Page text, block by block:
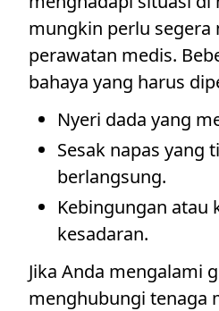
mungkin perlu segera
perawatan medis.
bahaya yang harus
Nyeri dada yang
Sesak napas yang
berlangsung.
Kebingungan atau
kesadaran.
Jika Anda mengalami
menghubungi tenaga